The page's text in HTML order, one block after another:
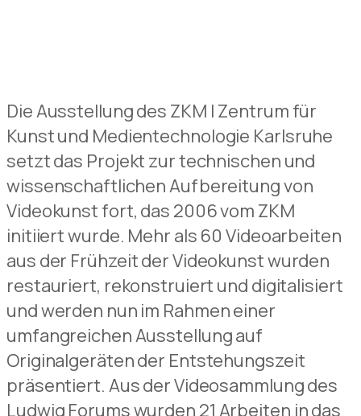
Die Ausstellung des ZKM | Zentrum für
Kunst und Medientechnologie Karlsruhe
setzt das Projekt zur technischen und
wissenschaftlichen Aufbereitung von
Videokunst fort, das 2006 vom ZKM
initiiert wurde. Mehr als 60 Videoarbeiten
aus der Frühzeit der Videokunst wurden
restauriert, rekonstruiert und digitalisiert
und werden nun im Rahmen einer
umfangreichen Ausstellung auf
Originalgeräten der Entstehungszeit
präsentiert. Aus der Videosammlung des
Ludwig Forums wurden 21 Arbeiten in das